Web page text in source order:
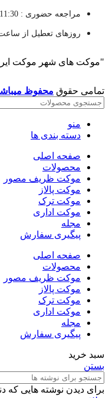
مراجعه حضوری : 11:30 صبح الی 22:00
روزهای تعطیل از ساعت 16 الی
"موکت های شهر موکت
تمامی حقوق محفوظ
منو
دسته بندی ها
صفحه اصلی
محصولات
موکت ظریف مصور
موکت پالاز
موکت ترک
موکت اداری
مجله
پیگیری سفارش
صفحه اصلی
محصولات
موکت ظریف مصور
موکت پالاز
موکت ترک
موکت اداری
مجله
پیگیری سفارش
سبد خرید
بستن
برای دیدن نوشته هایی که